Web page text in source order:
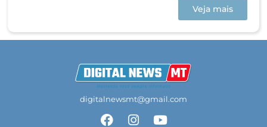
Veja mais
digitalnewsmt@gmail.com